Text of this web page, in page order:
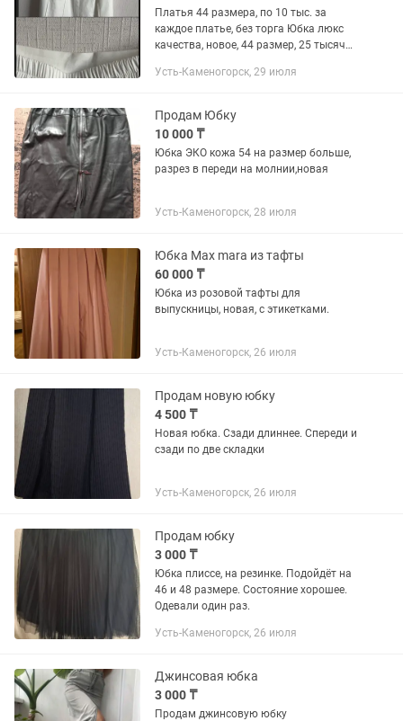
Платья 44 размера, по 10 тыс. за
каждое платье, без торга Юбка люкс
качества, новое, 44 размер, 25 тысяч
Усть-Каменогорск, 29 июля
Продам Юбку
10 000 ₸
Юбка ЭКО кожа 54 на размер больше,
разрез в переди на молнии,новая
Усть-Каменогорск, 28 июля
Юбка Max mara из тафты
60 000 ₸
Юбка из розовой тафты для
выпускницы, новая, с этикетками.
Усть-Каменогорск, 26 июля
Продам новую юбку
4 500 ₸
Новая юбка. Сзади длиннее. Спереди и
сзади по две складки
Усть-Каменогорск, 26 июля
Продам юбку
3 000 ₸
Юбка плиссе, на резинке. Подойдёт на
46 и 48 размере. Состояние хорошее.
Одевали один раз.
Усть-Каменогорск, 26 июля
Джинсовая юбка
3 000 ₸
Продам джинсовую юбку